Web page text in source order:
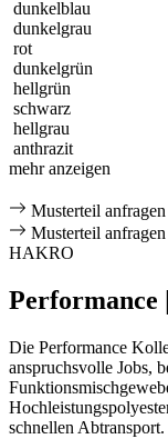
dunkelblau
dunkelgrau
rot
dunkelgrün
hellgrün
schwarz
hellgrau
anthrazit
mehr anzeigen
Musterteil anfragen
Musterteil anfragen
HAKRO
Performance
Die Performance
anspruchsvolle Jobs,
schnellen Abtransport.